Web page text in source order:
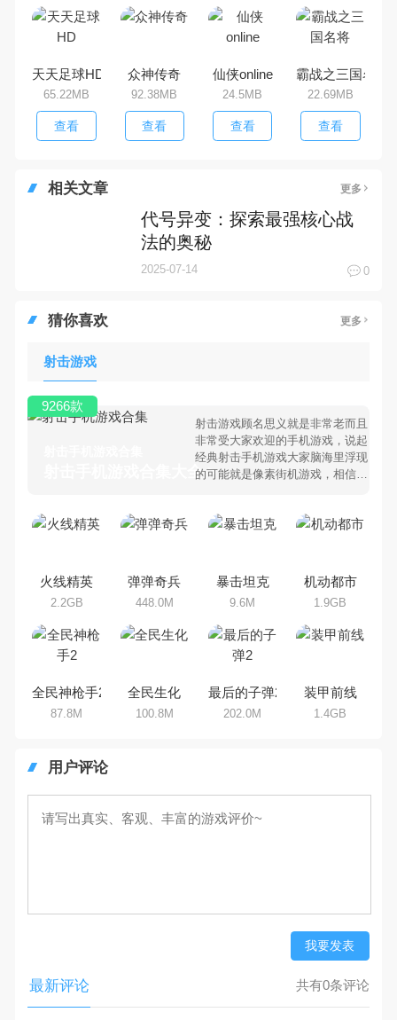
天天足球HD
65.22MB
查看
众神传奇
92.38MB
查看
仙侠online
24.5MB
查看
霸战之三国名将
22.69MB
查看
相关文章 更多
代号异变：探索最强核心战
法的奥秘
2025-07-14 0
猜你喜欢 更多
射击游戏
射击手机游戏合集大全 >
射击游戏顾名思义就是非常老而且
非常受大家欢迎的手机游戏，说起
经典射击手机游戏大家脑海里浮现
的可能就是像素街机游戏，相信很
击手机游戏有哪些呢？游戏今天，
集，欢迎大家前来选择下载体验
9266款
火线精英
2.2GB
弹弹奇兵
448.0M
暴击坦克
9.6M
机动都市
1.9GB
全民神枪手2
87.8M
全民生化
100.8M
最后的子弹2
202.0M
装甲前线
1.4GB
用户评论
我要发表
最新评论 共有0条评论